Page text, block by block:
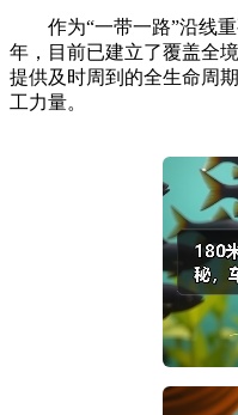
作为“一带一路”沿线重
年，目前已建立了覆盖全
提供及时周到的全生命周
工力量。